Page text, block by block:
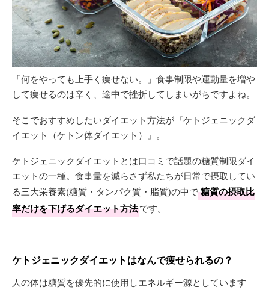
「何をやっても上手く痩せない。」食事制限や運動量を増や
して痩せるのは辛く、途中で挫折してしまいがちですよね。
そこでおすすめしたいダイエット方法が『ケトジェニックダ
イエット（ケトン体ダイエット）』。
ケトジェニックダイエットとは口コミで話題の糖質制限ダイ
エットの一種。食事量を減らさず私たちが日常で摂取してい
る三大栄養素(糖質・タンパク質・脂質)の中で糖質の摂取比
率だけを下げるダイエット方法です。
ケトジェニックダイエットはなんで痩せられるの？
人の体は糖質を優先的に使用しエネルギー源としています